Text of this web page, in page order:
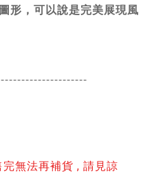
形，可以說是完美展現風
------
無法再補貨 , 請見諒